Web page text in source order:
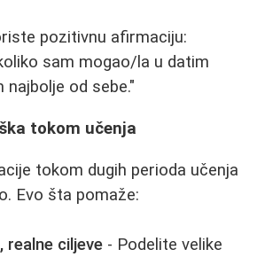
pozitivnu afirmaciju:
sam mogao/la u datim
od sebe."
tokom učenja
tokom dugih perioda učenja
Evo šta pomaže:
realne ciljeve - Podelite velike